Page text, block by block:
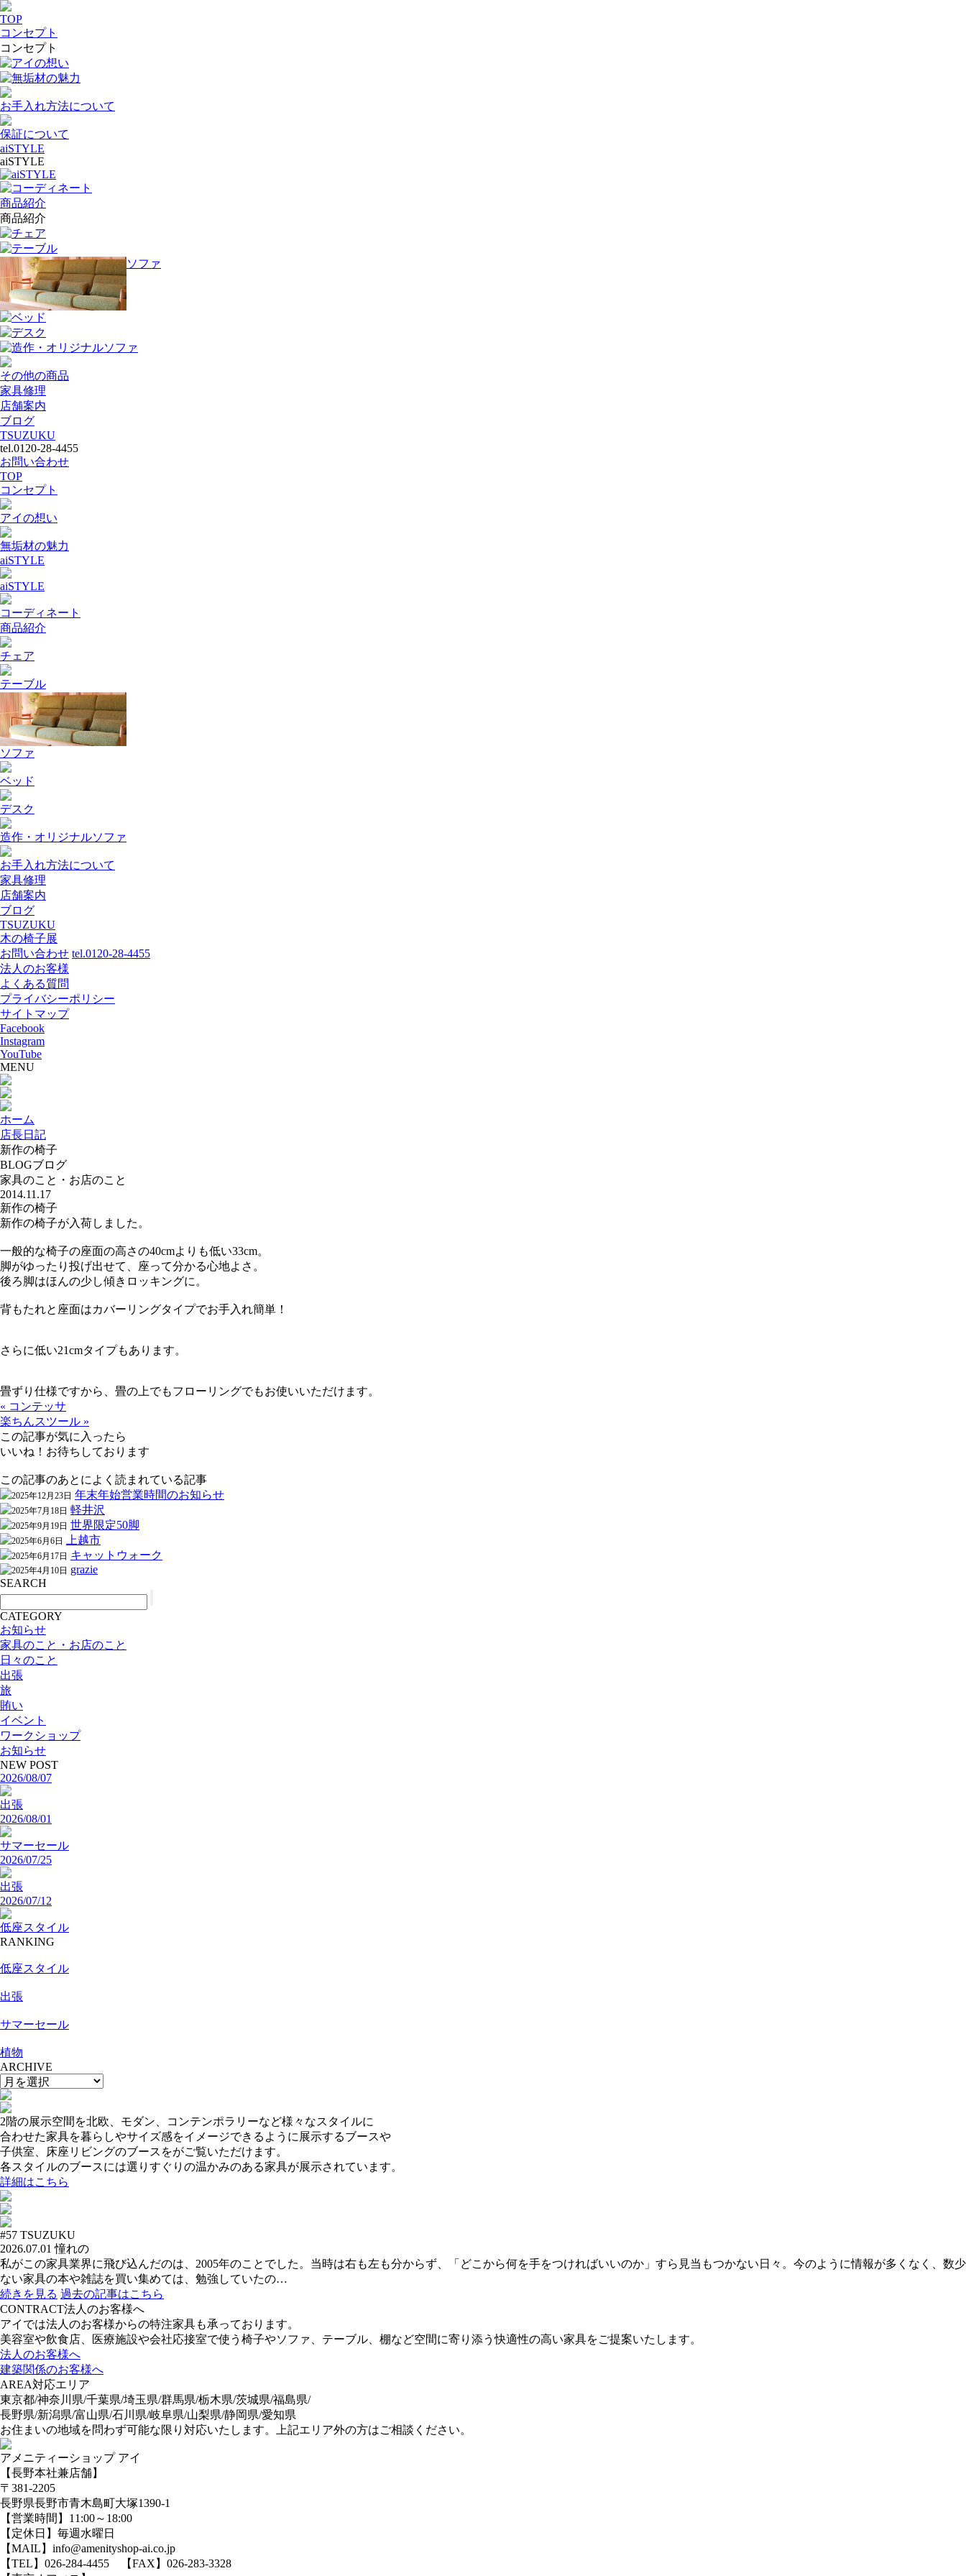
TOP
コンセプト
コンセプト
アイの想い
無垢材の魅力
お手入れ方法について
保証について
aiSTYLE
aiSTYLE
aiSTYLE
コーディネート
商品紹介
商品紹介
チェア
テーブル
ソファ
ベッド
デスク
造作・オリジナルソファ
その他の商品
家具修理
店舗案内
ブログ
TSUZUKU
tel.0120-28-4455
お問い合わせ
TOP
コンセプト
アイの想い
無垢材の魅力
aiSTYLE
aiSTYLE
コーディネート
商品紹介
チェア
テーブル
ソファ
ベッド
デスク
造作・オリジナルソファ
お手入れ方法について
家具修理
店舗案内
ブログ
TSUZUKU
木の椅子展
お問い合わせ tel.0120-28-4455
法人のお客様
よくある質問
プライバシーポリシー
サイトマップ
Facebook
Instagram
YouTube
MENU
ホーム
店長日記
新作の椅子
BLOGブログ
家具のこと・お店のこと
2014.11.17
新作の椅子
新作の椅子が入荷しました。
一般的な椅子の座面の高さの40cmよりも低い33cm。
脚がゆったり投げ出せて、座って分かる心地よさ。
後ろ脚はほんの少し傾きロッキングに。
背もたれと座面はカバーリングタイプでお手入れ簡単！
さらに低い21cmタイプもあります。
畳ずり仕様ですから、畳の上でもフローリングでもお使いいただけます。
« コンテッサ
楽ちんスツール »
この記事が気に入ったら
いいね！お待ちしております
この記事のあとによく読まれている記事
2025年12月23日 年末年始営業時間のお知らせ
2025年7月18日 軽井沢
2025年9月19日 世界限定50脚
2025年6月6日 上越市
2025年6月17日 キャットウォーク
2025年4月10日 grazie
SEARCH
CATEGORY
お知らせ
家具のこと・お店のこと
日々のこと
出張
旅
賄い
イベント
ワークショップ
お知らせ
NEW POST
2026/08/07
出張
2026/08/01
サマーセール
2026/07/25
出張
2026/07/12
低座スタイル
RANKING
低座スタイル
出張
サマーセール
植物
ARCHIVE
2階の展示空間を北欧、モダン、コンテンポラリーなど様々なスタイルに
合わせた家具を暮らしやサイズ感をイメージできるように展示するブースや
子供室、床座リビングのブースをがご覧いただけます。
各スタイルのブースには選りすぐりの温かみのある家具が展示されています。
詳細はこちら
#57 TSUZUKU
2026.07.01 憧れの
私がこの家具業界に飛び込んだのは、2005年のことでした。当時は右も左も分からず、「どこから何を手をつければいいのか」すら見当もつかない日々。今のように情報が多くなく、数少
ない家具の本や雑誌を買い集めては、勉強していたの…
続きを見る 過去の記事はこちら
CONTRACT法人のお客様へ
アイでは法人のお客様からの特注家具も承っております。
美容室や飲食店、医療施設や会社応接室で使う椅子やソファ、テーブル、棚など空間に寄り添う快適性の高い家具をご提案いたします。
法人のお客様へ
建築関係のお客様へ
AREA対応エリア
東京都/神奈川県/千葉県/埼玉県/群馬県/栃木県/茨城県/福島県/
長野県/新潟県/富山県/石川県/岐阜県/山梨県/静岡県/愛知県
お住まいの地域を問わず可能な限り対応いたします。上記エリア外の方はご相談ください。
アメニティーショップ アイ
【長野本社兼店舗】
〒381-2205
長野県長野市青木島町大塚1390-1
【営業時間】11:00～18:00
【定休日】毎週水曜日
【MAIL】info@amenityshop-ai.co.jp
【TEL】 026-284-4455 【FAX】026-283-3328